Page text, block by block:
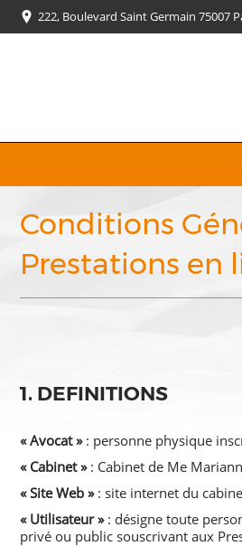
222, Boulevard Saint Germain 75007
Conditions
Prestations en
1. DEFINITIONS
« Avocat »: personne physique
« Cabinet »: Cabinet de Me
« Site Web »: site internet du
« Utilisateur »: désigne toute
privé ou public souscrivant aux